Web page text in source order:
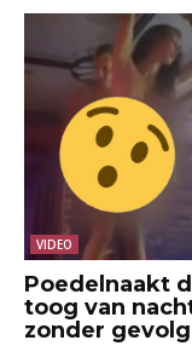
VIDEO
Poedelnaakt
toog van
zonder